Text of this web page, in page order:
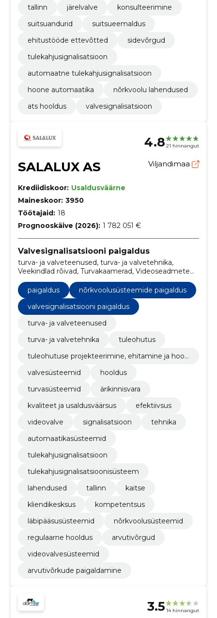
tallinn
järelvalve
konsulteerimine
suitsuandurid
suitsueemaldus
ehitustööde ettevõtted
sidevõrgud
tulekahjusignalisatsioon
automaatne tulekahjusignalisatsioon
hoone automaatika
nõrkvoolu lahendused
ats hooldus
valvesignalisatsioon
4.8 21 hinnangut
SALALUX AS Viljandimaa
Krediidiskoor: Usaldusväärne
Maineskoor: 3950
Töötajaid: 18
Prognooskäive (2026): 1 782 051 €
Valvesignalisatsiooni paigaldus
turva- ja valveteenused, turva- ja valvetehnika,
Veekindlad rõivad, Turvakaamerad, Videoseadmete
paigaldusteenused, tuleohutus, Tuleohutuse
projekteerimine, ehitamine ja hooldamine, paigaldus,
valvesüsteemid, hooldus
paigaldus
nõrkvoolusüsteemide paigaldus
valvesignalisatsiooni paigaldus
turva- ja valveteenused
turva- ja valvetehnika
tuleohutus
tuleohutuse projekteerimine, ehitamine ja hool
valvesüsteemid
hooldus
turvasüsteemid
ärikinnisvara
kvaliteet ja usaldusväärsus
efektiivsus
videovalve
signalisatsioon
tehnika
automaatikasüsteemid
tulekahjusignalisatsioon
tulekahjusignalisatsioonisüsteem
lahendused
tallinn
kaitse
kliendikesksus
kompetentsus
läbipääsusüsteemid
nõrkvoolusüsteemid
regulaarne hooldus
arvutivõrgud
videovalvesüsteemid
arvutivõrkude paigaldamine
3.5 14 hinnangut